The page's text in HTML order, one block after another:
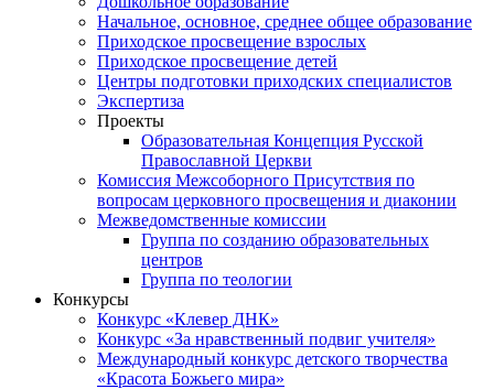
Начальное, основное, среднее общее образование
Приходское просвещение взрослых
Приходское просвещение детей
Центры подготовки приходских специалистов
Экспертиза
Проекты
Образовательная Концепция Русской
Православной Церкви
Комиссия Межсоборного Присутствия по
вопросам церковного просвещения и диаконии
Межведомственные комиссии
Группа по созданию образовательных
центров
Группа по теологии
Конкурсы
Конкурс «Клевер ДНК»
Конкурс «За нравственный подвиг учителя»
Международный конкурс детского творчества
«Красота Божьего мира»